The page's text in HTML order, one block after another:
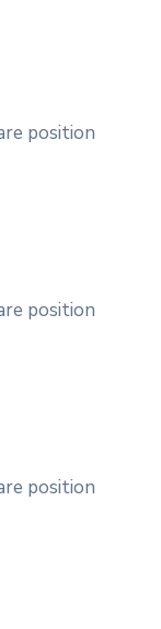
position
position
position